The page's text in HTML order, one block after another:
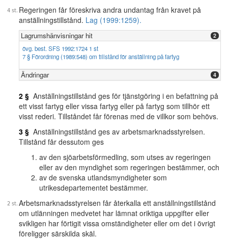
Regeringen får föreskriva andra undantag från kravet på
anställningstillstånd. Lag (1999:1259).
Lagrumshänvisningar hit 2
övg. best. SFS 1992:1724 1 st
7 § Förordning (1989:548) om tillstånd för anställning på fartyg
Ändringar 4
2 § Anställningstillstånd ges för tjänstgöring i en befattning på
ett visst fartyg eller vissa fartyg eller på fartyg som tillhör ett
visst rederi. Tillståndet får förenas med de villkor som behövs.
3 § Anställningstillstånd ges av arbetsmarknadsstyrelsen.
Tillstånd får dessutom ges
av den sjöarbetsförmedling, som utses av regeringen
eller av den myndighet som regeringen bestämmer, och
av de svenska utlandsmyndigheter som
utrikesdepartementet bestämmer.
Arbetsmarknadsstyrelsen får återkalla ett anställningstillstånd
om utlänningen medvetet har lämnat oriktiga uppgifter eller
svikligen har förtigit vissa omständigheter eller om det i övrigt
föreligger särskilda skäl.